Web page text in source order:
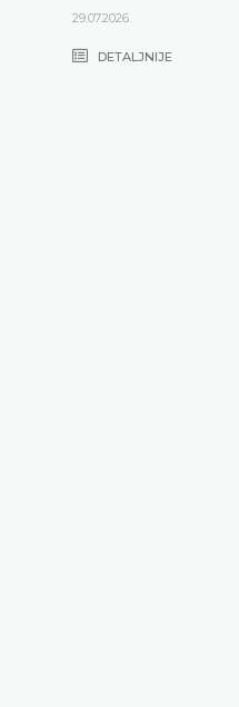
29.07.2026.
DETALJNIJE